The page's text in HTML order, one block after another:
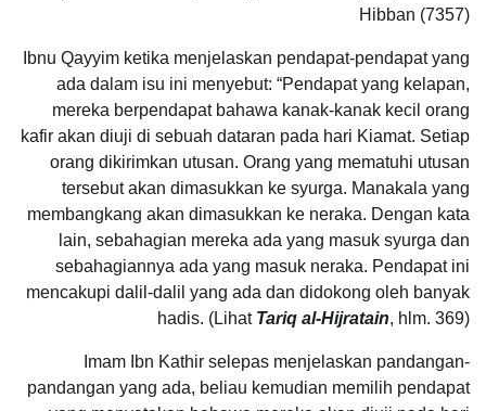
Hibban (7357)
Ibnu Qayyim ketika menjelaskan pendapat-pendapat yang
ada dalam isu ini menyebut: “Pendapat yang kelapan,
mereka berpendapat bahawa kanak-kanak kecil orang
kafir akan diuji di sebuah dataran pada hari Kiamat. Setiap
orang dikirimkan utusan. Orang yang mematuhi utusan
tersebut akan dimasukkan ke syurga. Manakala yang
membangkang akan dimasukkan ke neraka. Dengan kata
lain, sebahagian mereka ada yang masuk syurga dan
sebahagiannya ada yang masuk neraka. Pendapat ini
mencakupi dalil-dalil yang ada dan didokong oleh banyak
hadis. (Lihat Tariq al-Hijratain, hlm. 369)
Imam Ibn Kathir selepas menjelaskan pandangan-
pandangan yang ada, beliau kemudian memilih pendapat